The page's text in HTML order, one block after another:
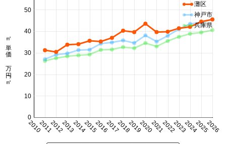
20102011201220132014201520162017201820192020202120222023202420252026
0
10
20
30
40
50
㎡単価 万円/㎡
灘区
神戸市
兵庫県